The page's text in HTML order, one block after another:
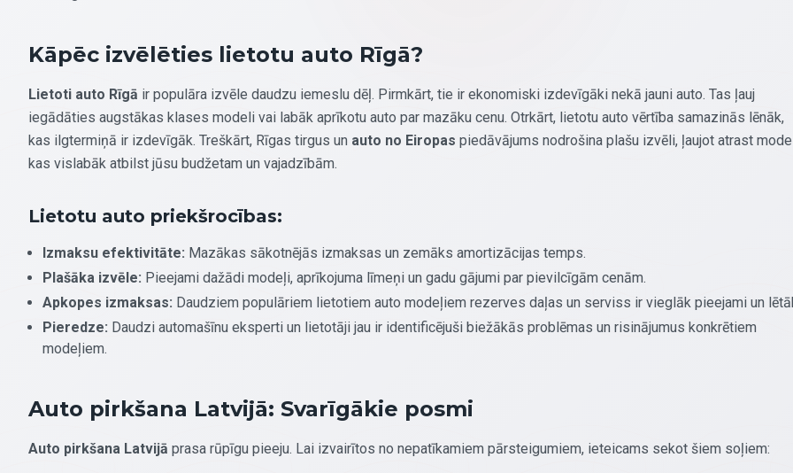
Kāpēc izvēlēties lietotu auto Rīgā?
Lietoti auto Rīgā ir populāra izvēle daudzu iemeslu dēļ. Pirmkārt, tie ir ekonomiski izdevīgāki nekā jauni auto. Tas ļauj
iegādāties augstākas klases modeli vai labāk aprīkotu auto par mazāku cenu. Otrkārt, lietotu auto vērtība samazinās lēnāk,
kas ilgtermiņā ir izdevīgāk. Treškārt, Rīgas tirgus un auto no Eiropas piedāvājums nodrošina plašu izvēli, ļaujot atrast
kas vislabāk atbilst jūsu budžetam un vajadzībām.
Lietotu auto priekšrocības:
Izmaksu efektivitāte: Mazākas sākotnējās izmaksas un zemāks amortizācijas temps.
Plašāka izvēle: Pieejami dažādi modeļi, aprīkojuma līmeņi un gadu gājumi par pievilcīgām cenām.
Apkopes izmaksas: Daudziem populāriem lietotiem auto modeļiem rezerves daļas un serviss ir vieglāk pieejami un
Pieredze: Daudzi automašīnu eksperti un lietotāji jau ir identificējuši biežākās problēmas un risinājumus konkrētiem
modeļiem.
Auto pirkšana Latvijā: Svarīgākie posmi
Auto pirkšana Latvijā prasa rūpīgu pieeju. Lai izvairītos no nepatīkamiem pārsteigumiem, ieteicams sekot šiem soļiem: